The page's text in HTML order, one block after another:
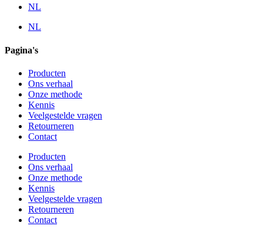
NL
NL
Pagina's
Producten
Ons verhaal
Onze methode
Kennis
Veelgestelde vragen
Retourneren
Contact
Producten
Ons verhaal
Onze methode
Kennis
Veelgestelde vragen
Retourneren
Contact